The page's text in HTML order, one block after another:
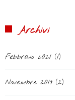
Archivi
Febbraio 2021 (1)
Novembre 2019 (2)